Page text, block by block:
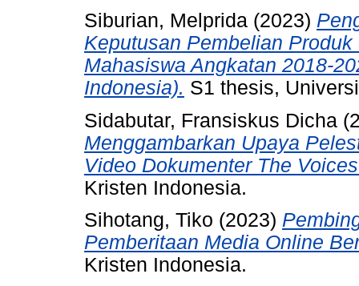
Siburian, Melprida (2023)
Keputusan Pembelian
Mahasiswa Angkatan 2018-
Indonesia). S1 thesis,
Sidabutar, Fransiskus Dicha
Menggambarkan Upaya
Video Dokumenter The
Kristen Indonesia.
Sihotang, Tiko (2023)
Pemberitaan Media Online
Kristen Indonesia.